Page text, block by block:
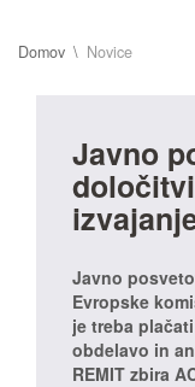
Domov Novice
Javno
Javno
Evropske
je treba
obdelavo in
REMIT zbira